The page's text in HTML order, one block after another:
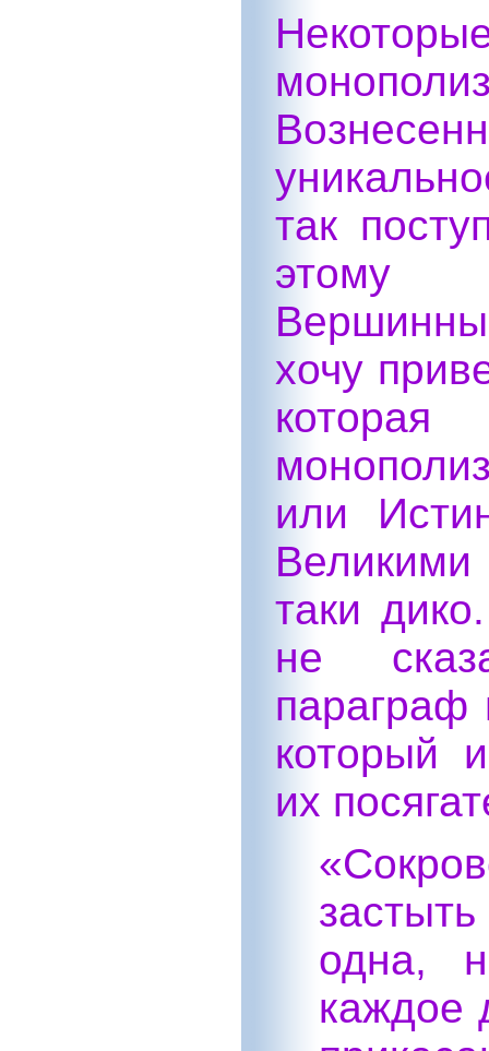
так
этому
хочу
или
таки
не
параграф
который
их
одна,
каждое